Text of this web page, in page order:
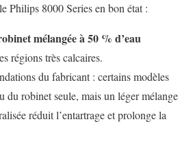
Philips 8000 Series en bon état :
mélangée à 50 % d’eau
régions très calcaires.
du fabricant : certains modèles
du robinet seule, mais un léger mélange
réduit l’entartrage et prolonge la